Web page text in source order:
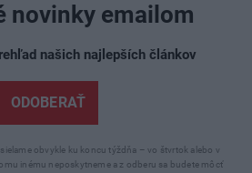
novinky emailom
našich najlepších článkov
ODOBERAŤ
obvykle ku koncu týždňa – vo štvrtok alebo v
inému neposkytneme a z odberu sa budete môcť